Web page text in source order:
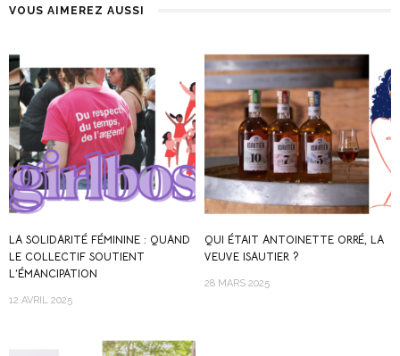
VOUS AIMEREZ AUSSI
LA SOLIDARITÉ FÉMININE : QUAND
LE COLLECTIF SOUTIENT
L’ÉMANCIPATION
12 AVRIL 2025
QUI ÉTAIT ANTOINETTE ORRÉ, LA
VEUVE ISAUTIER ?
28 MARS 2025